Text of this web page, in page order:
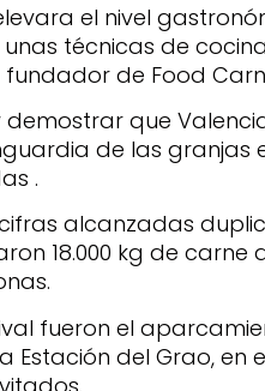
el nivel
técnicas de
de Food
que
de las granjas
.
alcanzadas
18.000 kg de carne
fueron el
Estación del Grao, en